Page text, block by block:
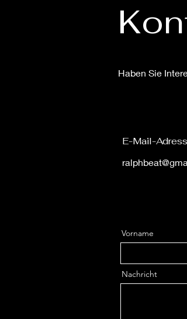
Haben Sie
E-Mail-
ralphbeat@gm
Vorname
Nachricht